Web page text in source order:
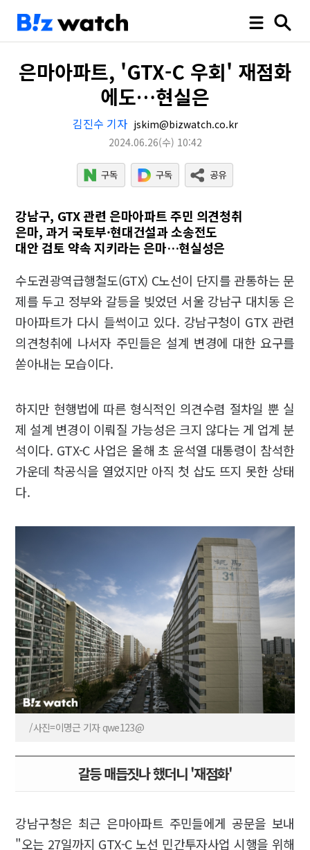
은마아파트, 'GTX-C 우회' 재점화
에도…현실은
김진수 기자 jskim@bizwatch.co.kr
2024.06.26(수) 10:42
강남구, GTX 관련 은마아파트 주민 의견청취
은마, 과거 국토부·현대건설과 소송전도
대안 검토 약속 지키라는 은마…현실성은
수도권광역급행철도(GTX) C노선이 단지를 관통하는 문
제를 두고 정부와 갈등을 빚었던 서울 강남구 대치동 은
마아파트가 다시 들썩이고 있다. 강남구청이 GTX 관련
의견청취에 나서자 주민들은 설계 변경에 대한 요구를
쏟아내는 모습이다.
하지만 현행법에 따른 형식적인 의견수렴 절차일 뿐 실
제 설계 변경이 이뤄질 가능성은 크지 않다는 게 업계 분
석이다. GTX-C 사업은 올해 초 윤석열 대통령이 참석한
가운데 착공식을 열었지만 아직 첫 삽도 뜨지 못한 상태
다.
/사진=이명근 기자 qwe123@
갈등 매듭짓나 했더니 '재점화'
강남구청은 최근 은마아파트 주민들에게 공문을 보내
"오는 27일까지 GTX-C 노선 민간투자사업 시행을 위해